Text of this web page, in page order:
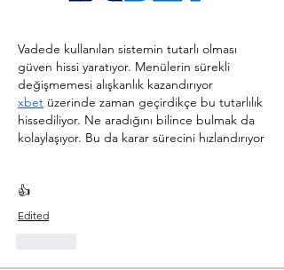
Vadede kullanılan sistemin tutarlı olması
güven hissi yaratıyor. Menülerin sürekli
xbet üzerinde zaman geçirdikçe bu tutarlılık
hissediliyor. Ne aradığını bilince bulmak da
kolaylaşıyor. Bu da karar sürecini hızlandırıyor
👍
Edited